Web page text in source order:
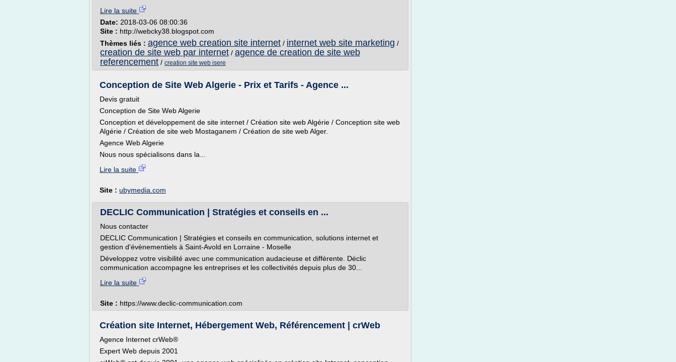
Lire la suite
Date: 2018-03-06 08:00:36
Site : http://webcky38.blogspot.com
Thèmes liés : agence web creation site internet / internet web site marketing /
creation de site web par internet / agence de creation de site web
referencement / creation site web isere
Conception de Site Web Algerie - Prix et Tarifs - Agence ...
Devis gratuit
Conception de Site Web Algerie
Conception et développement de site internet / Création site web Algérie / Conception site web
Algérie / Création de site web Mostaganem / Création de site web Alger.
Agence Web Algerie
Nous nous spécialisons dans la...
Lire la suite
Site : ubymedia.com
DECLIC Communication | Stratégies et conseils en ...
Nous contacter
DECLIC Communication | Stratégies et conseils en communication, solutions internet et
gestion d'évènementiels à Saint-Avold en Lorraine - Moselle
Développez votre visibilité avec une communication audacieuse et différente. Déclic
communication accompagne les entreprises et les collectivités depuis plus de 30...
Lire la suite
Site : https://www.declic-communication.com
Création site Internet, Hébergement Web, Référencement | crWeb
Agence Internet crWeb®
Expert Web depuis 2001